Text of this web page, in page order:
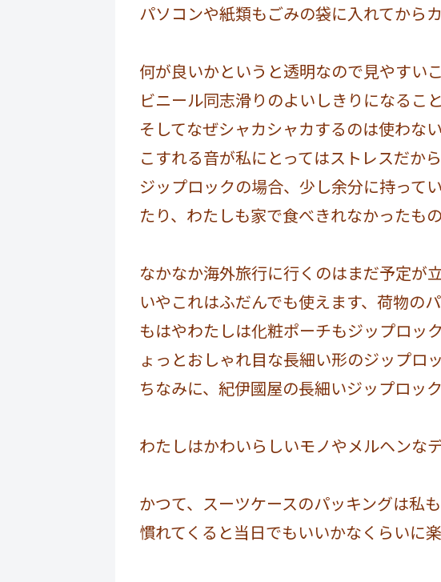
パソコンや紙類もごみの袋に入れてから
何が良いかというと透明なので見やすい
ビニール同志滑りのよいしきりになるこ
そしてなぜシャカシャカするのは使わない
こすれる音が私にとってはストレスだから
ジップロックの場合、少し余分に持って
たり、わたしも家で食べきれなかったも
なかなか海外旅行に行くのはまだ予定が
いやこれはふだんでも使えます、荷物の
もはやわたしは化粧ポーチもジップロッ
ょっとおしゃれ目な長細い形のジップロッ
ちなみに、紀伊國屋の長細いジップロッ
わたしはかわいらしいモノやメルヘンな
かつて、スーツケースのパッキングは私
慣れてくると当日でもいいかなくらいに